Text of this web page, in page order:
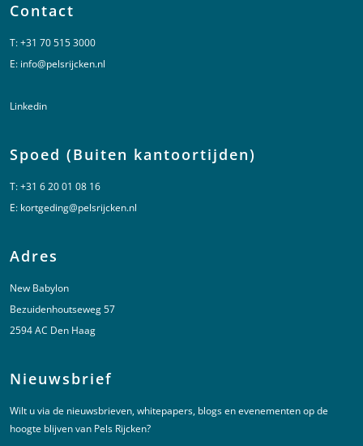
Contact
T:+31 70 515 3000
E: info@pelsrijcken.nl
Linkedin
Spoed (Buiten kantoortijden)
T:+31 6 20 01 08 16
E: kortgeding@pelsrijcken.nl
Adres
New Babylon
Bezuidenhoutseweg 57
2594 AC Den Haag
Nieuwsbrief
Wilt u via de nieuwsbrieven, whitepapers, blogs en evenementen op de
hoogte blijven van Pels Rijcken?